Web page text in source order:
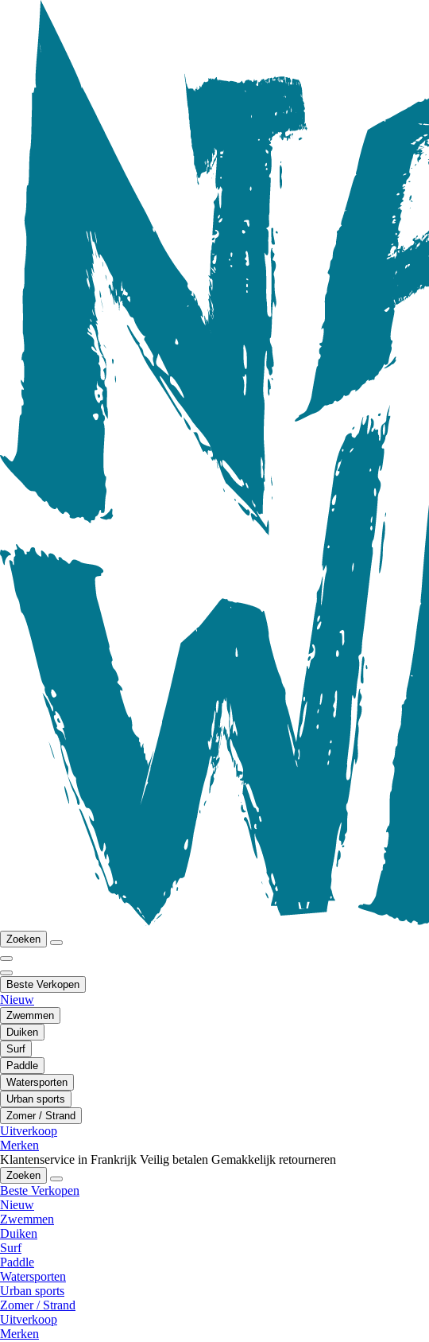
Zoeken
Beste Verkopen
Nieuw
Zwemmen
Duiken
Surf
Paddle
Watersporten
Urban sports
Zomer / Strand
Uitverkoop
Merken
Klantenservice in Frankrijk Veilig betalen Gemakkelijk retourneren
Zoeken
Beste Verkopen
Nieuw
Zwemmen
Duiken
Surf
Paddle
Watersporten
Urban sports
Zomer / Strand
Uitverkoop
Merken